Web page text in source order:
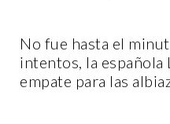
No fue hasta el
intentos, la española
empate para las